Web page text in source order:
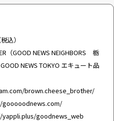
込）
（GOOD NEWS NEIGHBORS 栃
NEWS TOKYO エキュート品
brown.cheese_brother/
goodnews_web